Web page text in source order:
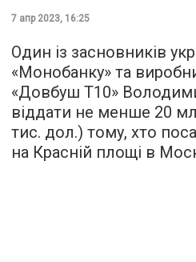
7 апр 2023, 16:25
Один із засновників
«Монобанку» та
«Довбуш Т10»
віддати не менше 20
тис. дол.) тому, хто
на Красній площі в